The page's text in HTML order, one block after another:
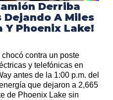
Derriba
Dejando A Miles
Y Phoenix Lake!
contra un poste
y telefónicas en
antes de la 1:00 p.m. del
que dejaron a 2,665
de Phoenix Lake sin